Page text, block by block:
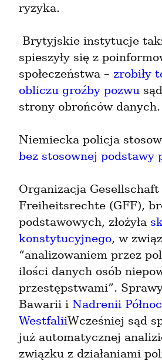
ryzyka.
spieszyły się z
społeczeństwa – zrobiły
obliczu groźby pozwu
strony obrońców danych.
bez stosownej podstawy
Organizacja
Freiheitsrechte (GFF),
podstawowych, złożyła
konstytucyjnego, w
“analizowaniem przez
ilości danych osób
przestępstwami”.
Bawarii i Nadrenii
WestfaliiWcześniej sąd
już automatycznej
związku z działaniami